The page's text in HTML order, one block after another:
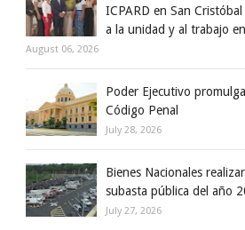
ICPARD en San
a la unidad y al trabajo
August 06, 2026
Poder Ejecutivo
Código Penal
July 28, 2026
Bienes Nacionales
subasta pública del año
July 27, 2026